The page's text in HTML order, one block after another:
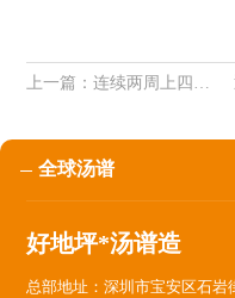
上一篇：连续两周上四休三 2026五一假期倒计时仅4日！！
全球汤谱
好地坪*汤谱造
总部地址：深圳市宝安区石岩